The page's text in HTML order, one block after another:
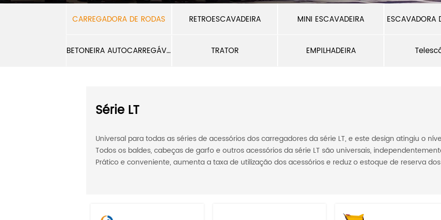
CARREGADORA DE RODAS RETROESCAVADEIRA MINI ESCAVADEIRA ESCAVADORA
BETONEIRA AUTOCARREGÁVEL TRATOR EMPILHADEIRA
Série LT
Universal para todas as séries de acessórios dos carregadores da série LT, e este design atingiu o
Todos os baldes, cabeças de garfo e outros acessórios da série LT são universais,
Prático e conveniente, aumenta a taxa de utilização dos acessórios e reduz o estoque de reserva